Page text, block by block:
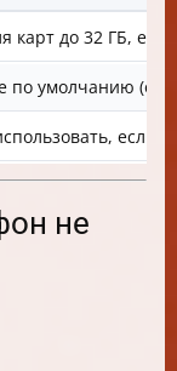
карт до 32 ГБ,
по умолчанию
если
не